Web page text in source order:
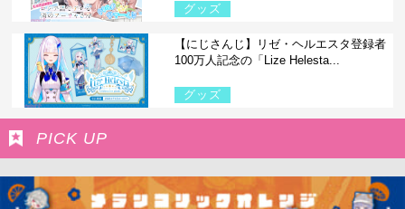
グッズ
【にじさんじ】リゼ・ヘルエスタ登録者
100万人記念の「Lize Helesta...
グッズ
PICK UP